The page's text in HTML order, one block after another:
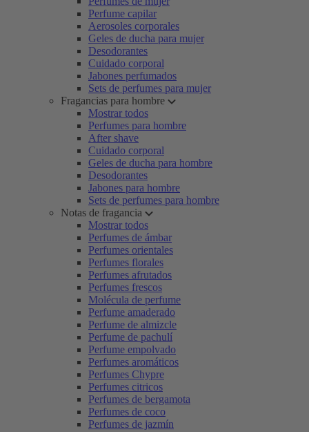
Perfume capilar
Aerosoles corporales
Geles de ducha para mujer
Desodorantes
Cuidado corporal
Jabones perfumados
Sets de perfumes para mujer
Fragancias para hombre
Mostrar todos
Perfumes para hombre
After shave
Cuidado corporal
Geles de ducha para hombre
Desodorantes
Jabones para hombre
Sets de perfumes para hombre
Notas de fragancia
Mostrar todos
Perfumes de ámbar
Perfumes orientales
Perfumes florales
Perfumes afrutados
Perfumes frescos
Molécula de perfume
Perfume amaderado
Perfume de almizcle
Perfume de pachulí
Perfume empolvado
Perfumes aromáticos
Perfumes Chypre
Perfumes citricos
Perfumes de bergamota
Perfumes de coco
Perfumes de jazmín